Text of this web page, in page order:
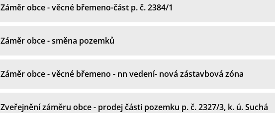
Záměr obce - věcné břemeno-část p. č. 2384/1
Záměr obce - směna pozemků
Záměr obce - věcné břemeno - nn vedení- nová zástavbová zóna
Zveřejnění záměru obce - prodej části pozemku p. č. 2327/3, k. ú. Suchá